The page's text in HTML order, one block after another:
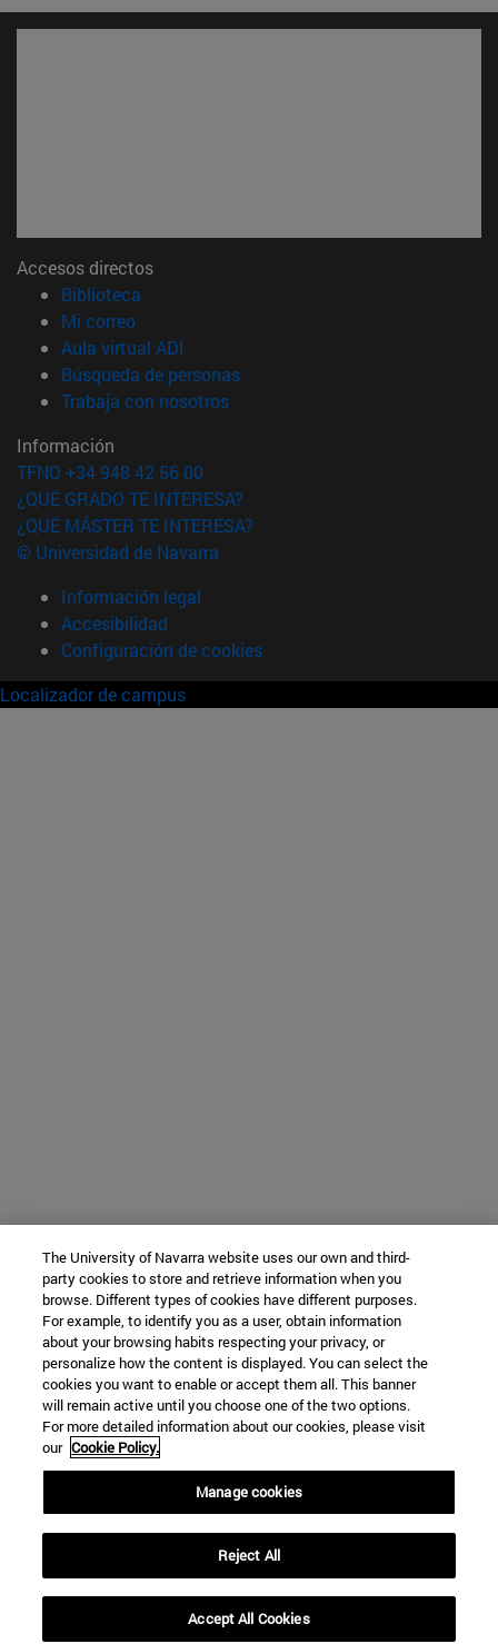
Accesos directos
Biblioteca
Mi correo(abre en nueva ventana)
Aula virtual ADI
Búsqueda de personas(abre en nueva ventana)
Trabaja con nosotros(abre en nueva ventana)
Información
TFNO +34 948 42 56 00
¿QUÉ GRADO TE INTERESA?
¿QUÉ MÁSTER TE INTERESA?
© Universidad de Navarra
Información legal
Accesibilidad
Configuración de cookies
Localizador de campus
The University of Navarra website uses our own and third-
party cookies to store and retrieve information when you
browse. Different types of cookies have different purposes.
For example, to identify you as a user, obtain information
about your browsing habits respecting your privacy, or
personalize how the content is displayed. You can select the
cookies you want to enable or accept them all. This banner
will remain active until you choose one of the two options.
For more detailed information about our cookies, please visit
our Cookie Policy.
Manage cookies
Reject All
Accept All Cookies